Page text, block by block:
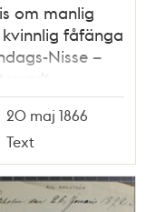
om manlig
fåfänga
Nisse –
för
Humor och
nr 20, den 20
20 maj 1866
Text